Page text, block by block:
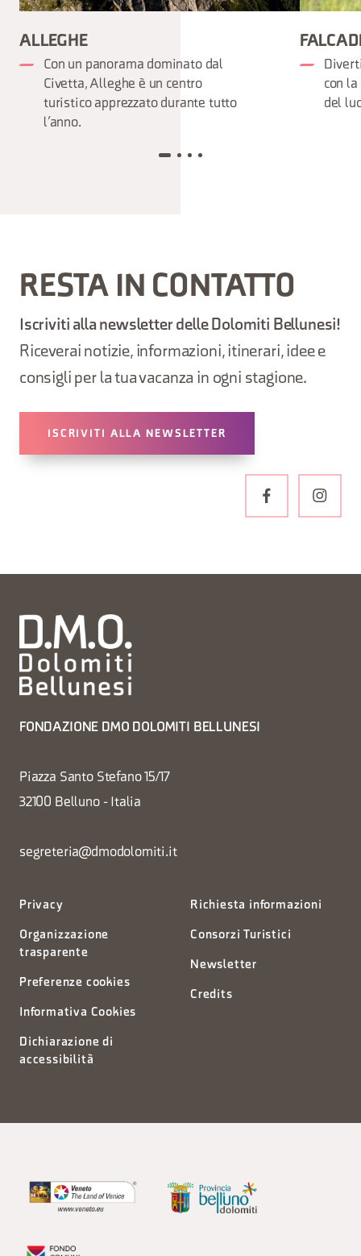
ALLEGHE
Con un panorama dominato dal
Civetta, Alleghe è un centro
turistico apprezzato durante tutto
l’anno.
con
del
RESTA IN CONTATTO
Iscriviti alla newsletter delle Dolomiti Bellunesi!
Riceverai notizie, informazioni, itinerari, idee e
consigli per la tua vacanza in ogni stagione.
ISCRIVITI ALLA NEWSLETTER
FONDAZIONE DMO DOLOMITI BELLUNESI
Piazza Santo Stefano 15/17
32100 Belluno - Italia
segreteria@dmodolomiti.it
Privacy
Organizzazione
trasparente
Preferenze cookies
Informativa Cookies
Dichiarazione di
accessibilità
Richiesta informazioni
Consorzi Turistici
Newsletter
Credits